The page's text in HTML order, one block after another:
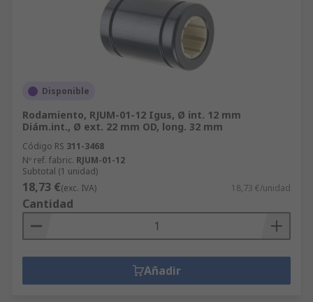
Disponible
Rodamiento, RJUM-01-12 Igus, Ø int. 12 mm
Diám.int., Ø ext. 22 mm OD, long. 32 mm
Código RS 311-3468
Nº ref. fabric. RJUM-01-12
Subtotal (1 unidad)
18,73 €(exc. IVA) 18,73 €/unidad
Cantidad
Añadir